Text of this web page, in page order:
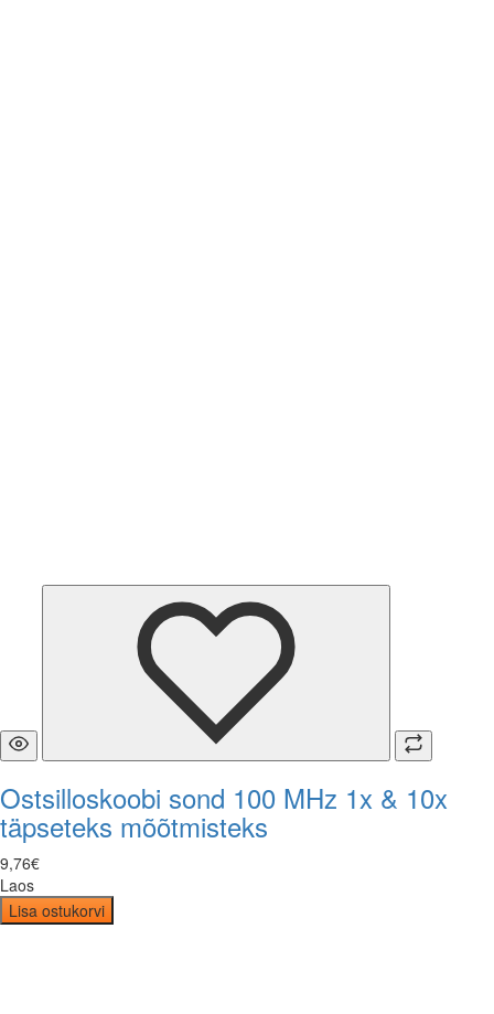
Ostsilloskoobi sond 100 MHz 1x & 10x
täpseteks mõõtmisteks
9,76€
Laos
Lisa ostukorvi